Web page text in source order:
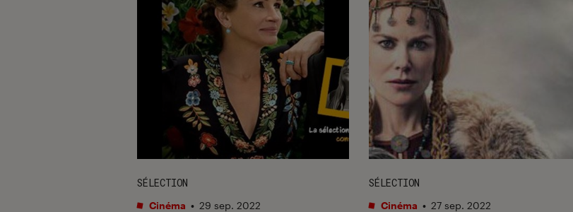
SÉLECTION
Cinéma • 29 sep. 2022
SÉLECTION
Cinéma • 27 sep. 2022